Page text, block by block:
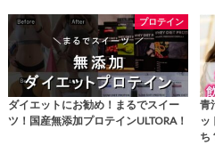
プロテイン
ダイエットにお勧め！まるでスイー
ツ！国産無添加プロテインULTORA！
青
ッ
ち